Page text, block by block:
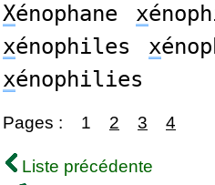
Xénophane x
xénophiles x
xénophilies
Pages : 1 2 3 4
Liste précédente